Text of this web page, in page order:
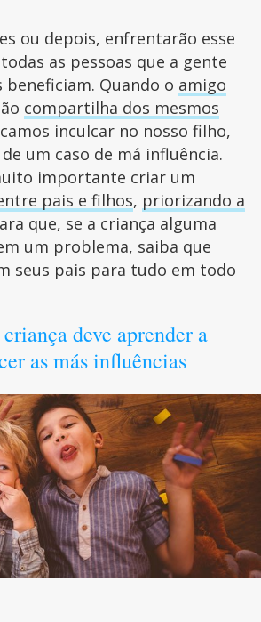
ou depois, enfrentarão esse
as pessoas que a gente
beneficiam. Quando o amigo
compartilha dos mesmos
inculcar no nosso filho,
um caso de má influência.
importante criar um
pais e filhos, priorizando a
que, se a criança alguma
um problema, saiba que
seus pais para tudo em todo
deve aprender a
as más influências